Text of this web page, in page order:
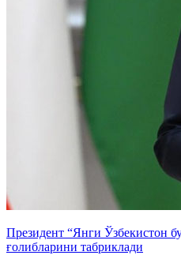
Президент “Янги Ўзбекистон
ғолибларини табриклади